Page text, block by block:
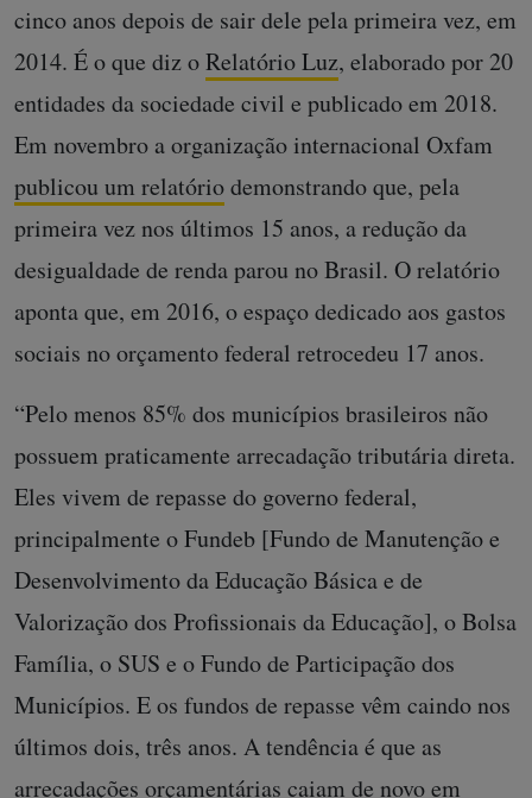
cinco anos depois de sair dele pela primeira vez, em
2014. É o que diz oRelatório Luz, elaborado por 20
entidades da sociedade civil e publicado em 2018.
Em novembro a organização internacional Oxfam
publicou um relatóriodemonstrando que, pela
primeira vez nos últimos 15 anos, a redução da
desigualdade de renda parou no Brasil. O relatório
aponta que, em 2016, o espaço dedicado aos gastos
sociais no orçamento federal retrocedeu 17 anos.
“Pelo menos 85% dos municípios brasileiros não
possuem praticamente arrecadação tributária direta.
Eles vivem de repasse do governo federal,
principalmente o Fundeb [Fundo de Manutenção e
Desenvolvimento da Educação Básica e de
Valorização dos Profissionais da Educação], o Bolsa
Família, o SUS e o Fundo de Participação dos
Municípios. E os fundos de repasse vêm caindo nos
últimos dois, três anos. A tendência é que as
arrecadações orçamentárias caiam de novo em